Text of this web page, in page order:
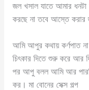
জল খসাল যাতে আমার
করছে না তবে আস্তে করার
আমি আপুর কথায় কর্ণপাত
চিৎকার দিতে শুরু করে আর
পর আপু বলল আমি আর
কর। মা বোনের সেক্স গল্প